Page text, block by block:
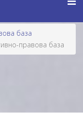
база
правова база